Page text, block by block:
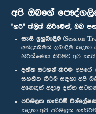
අපි ඔබගේ
"හරි" ක්ලික් කිරීමෙන්, ඔබ
සැසි ලුහුබැඳීම (Session
අත්දැකීමක් ලබාදීම සඳහා
නිරීක්ෂණය කිරීමට අපි සැසි
දත්ත සටහන් කිරීම: අපගේ
සහතික කිරීම සඳහා අපි
අනෙකුත් අදාළ දත්ත
පරිශීලක හැසිරීම්
සඳහා අපි පරිශීලක
පාර්ලිමේන්තු ජංගම යෙදුම
අප හා සම්බන්ධ වී සිටින්න :
සම්මාන